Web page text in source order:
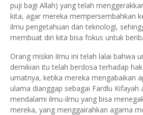
puji bagi Allah) yang telah
kita, agar mereka mempersembahkan
ilmu pengetahuan dan teknologi,
membuat diri kita bisa fokus untuk
Orang miskin ilmu ini telah lalai bahwa
demikian itu telah berdosa terhadap
umatnya, ketika mereka mengabaikan
ulama dianggap sebagai Fardlu Kifayah
mendalami ilmu-ilmu yang bisa
mereka, yang menggairahkan agama